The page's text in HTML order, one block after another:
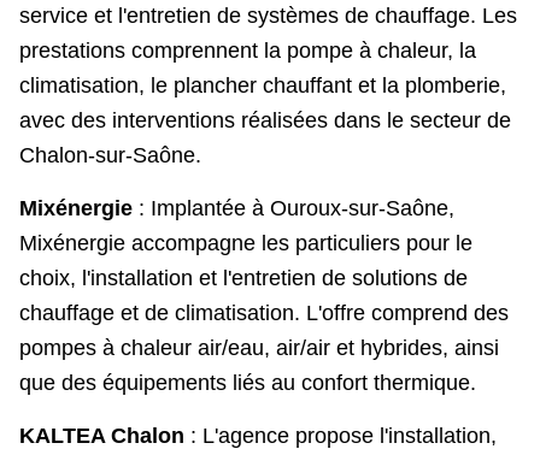
service et l'entretien de systèmes de chauffage. Les
prestations comprennent la pompe à chaleur, la
climatisation, le plancher chauffant et la plomberie,
avec des interventions réalisées dans le secteur de
Chalon-sur-Saône.
Mixénergie : Implantée à Ouroux-sur-Saône,
Mixénergie accompagne les particuliers pour le
choix, l'installation et l'entretien de solutions de
chauffage et de climatisation. L'offre comprend des
pompes à chaleur air/eau, air/air et hybrides, ainsi
que des équipements liés au confort thermique.
KALTEA Chalon : L'agence propose l'installation,